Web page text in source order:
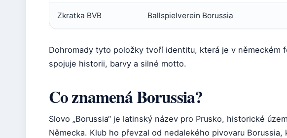
Zkratka BVB Ballspielverein Borussia
Dohromady tyto položky tvoří identitu, která je v německém
spojuje historii, barvy a silné motto.
Co znamená Borussia?
Slovo „Borussia“ je latinský název pro Prusko, historické
Německa. Klub ho převzal od nedalekého pivovaru